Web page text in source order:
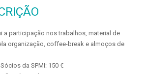
a participação nos trabalhos, material de
organização, coffee-break e almoços de
da SPMI: 150 €